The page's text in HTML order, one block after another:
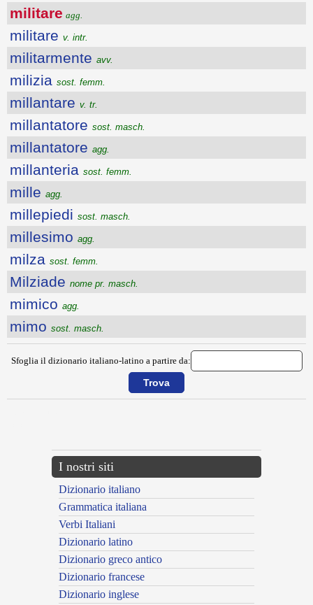
militare agg.
militare v. intr.
militarmente avv.
milizia sost. femm.
millantare v. tr.
millantatore sost. masch.
millantatore agg.
millanteria sost. femm.
mille agg.
millepiedi sost. masch.
millesimo agg.
milza sost. femm.
Milziade nome pr. masch.
mimico agg.
mimo sost. masch.
Sfoglia il dizionario italiano-latino a partire da:
I nostri siti
Dizionario italiano
Grammatica italiana
Verbi Italiani
Dizionario latino
Dizionario greco antico
Dizionario francese
Dizionario inglese